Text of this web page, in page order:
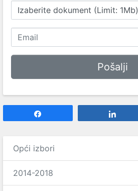
Izaberite dokument (Limit: 1Mb)
Opći izbori
2014-2018